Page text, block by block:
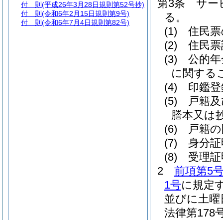
第3条
サー
る。
(1)
住民
(2)
住民
(3)
公的
に関する
(4)
印鑑
(5)
戸籍
謄本又は
(6)
戸籍
(7)
身分
(8)
受理
2
前項第5
1号に規定
並びに土
法律第178
付 則 (平成26年3月28日規則第52号抄)
付 則 (令和6年2月15日規則第9号)
付 則 (令和6年7月4日規則第82号)